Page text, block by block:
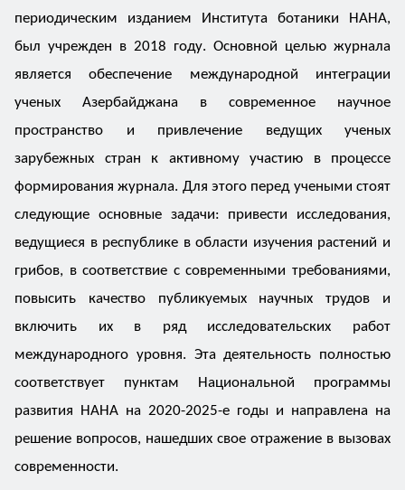
периодическим изданием Института ботаники НАНА,
был учрежден в 2018 году. Основной целью журнала
является обеспечение международной интеграции
ученых Азербайджана в современное научное
пространство и привлечение ведущих ученых
зарубежных стран к активному участию в процессе
формирования журнала. Для этого перед учеными стоят
следующие основные задачи: привести исследования,
ведущиеся в республике в области изучения растений и
грибов, в соответствие с современными требованиями,
повысить качество публикуемых научных трудов и
включить их в ряд исследовательских работ
международного уровня. Эта деятельность полностью
соответствует пунктам Национальной программы
развития НАНА на 2020-2025-е годы и направлена на
решение вопросов, нашедших свое отражение в вызовах
современности.